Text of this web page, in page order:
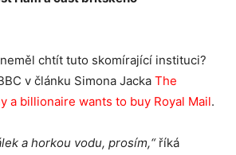
chtít tuto skomírající instituci?
v článku Simona Jacka The
a billionaire wants to buy Royal Mail.
a horkou vodu, prosím,“ říká